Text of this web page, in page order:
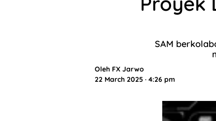
SAM
Oleh FX Jarwo
22 March 2025 · 4:26 pm